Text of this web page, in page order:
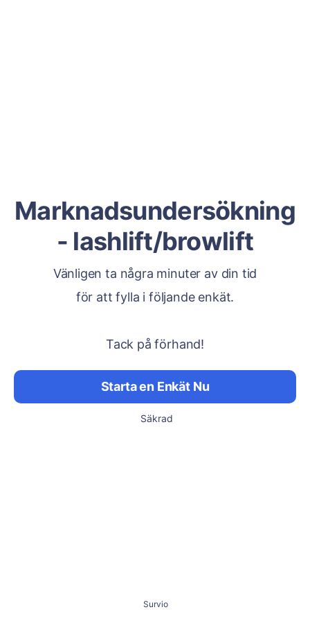
Marknadsundersökning
- lashlift/browlift
Vänligen ta några minuter av din tid
för att fylla i följande enkät.
Tack på förhand!
Starta en Enkät Nu
Säkrad
Survio